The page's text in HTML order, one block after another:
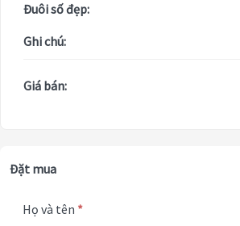
Đuôi số đẹp:
Ghi chú:
Giá bán:
Đặt mua
Họ và tên *